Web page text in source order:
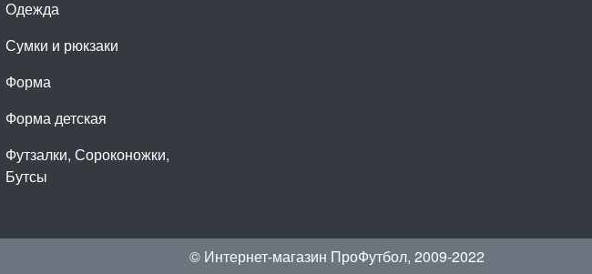
Одежда
Сумки и рюкзаки
Форма
Форма детская
Футзалки, Сороконожки,
Бутсы
© Интернет-магазин ПроФутбол, 2009-2022